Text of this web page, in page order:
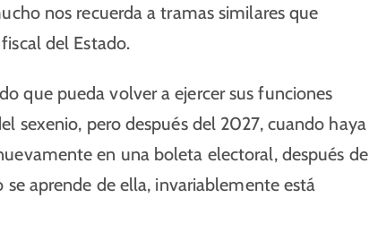
nos recuerda a tramas similares que
del Estado.
que pueda volver a ejercer sus funciones
sexenio, pero después del 2027, cuando haya
en una boleta electoral, después de
aprende de ella, invariablemente está